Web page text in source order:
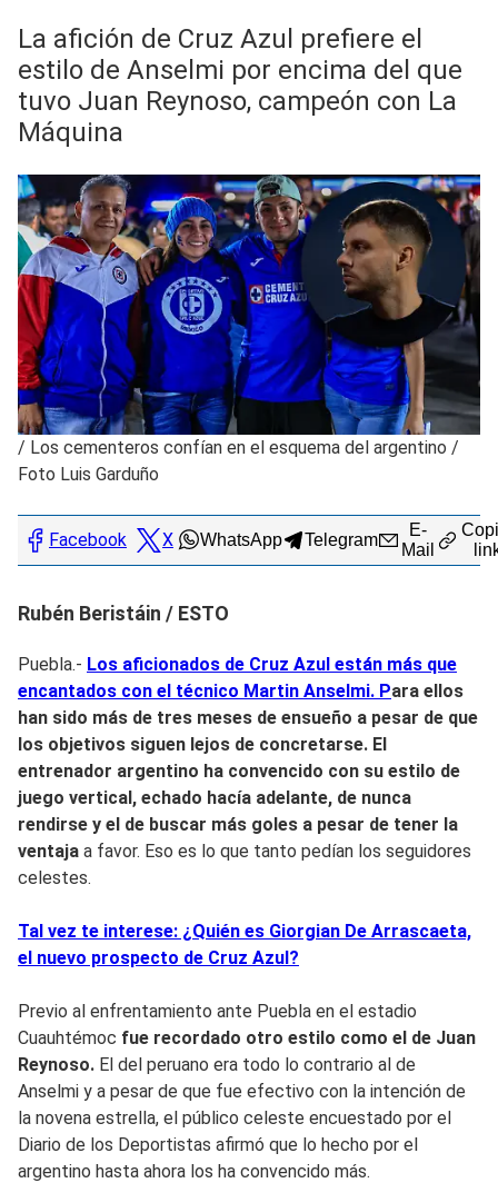
La afición de Cruz Azul prefiere el
estilo de Anselmi por encima del que
tuvo Juan Reynoso, campeón con La
Máquina
/ Los cementeros confían en el esquema del argentino /
Foto Luis Garduño
Facebook X WhatsApp Telegram
E-
Mail
Rubén Beristáin / ESTO
Puebla.- Los aficionados de Cruz Azul están más que
encantados con el técnico Martin Anselmi. Para ellos
han sido más de tres meses de ensueño a pesar de que
los objetivos siguen lejos de concretarse. El
entrenador argentino ha convencido con su estilo de
juego vertical, echado hacía adelante, de nunca
rendirse y el de buscar más goles a pesar de tener la
ventaja a favor. Eso es lo que tanto pedían los seguidores
celestes.
Tal vez te interese: ¿Quién es Giorgian De Arrascaeta,
el nuevo prospecto de Cruz Azul?
Previo al enfrentamiento ante Puebla en el estadio
Cuauhtémoc fue recordado otro estilo como el de Juan
Reynoso. El del peruano era todo lo contrario al de
Anselmi y a pesar de que fue efectivo con la intención de
la novena estrella, el público celeste encuestado por el
Diario de los Deportistas afirmó que lo hecho por el
argentino hasta ahora los ha convencido más.